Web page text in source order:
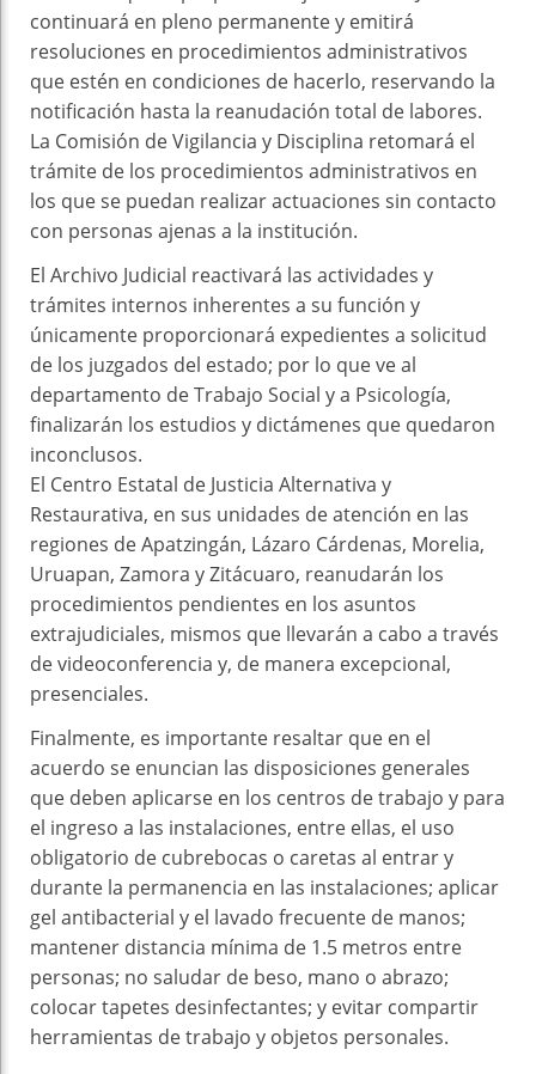
continuará en pleno permanente y emitirá
resoluciones en procedimientos administrativos
que estén en condiciones de hacerlo, reservando la
notificación hasta la reanudación total de labores.
La Comisión de Vigilancia y Disciplina retomará el
trámite de los procedimientos administrativos en
los que se puedan realizar actuaciones sin contacto
con personas ajenas a la institución.
El Archivo Judicial reactivará las actividades y
trámites internos inherentes a su función y
únicamente proporcionará expedientes a solicitud
de los juzgados del estado; por lo que ve al
departamento de Trabajo Social y a Psicología,
finalizarán los estudios y dictámenes que quedaron
inconclusos.
El Centro Estatal de Justicia Alternativa y
Restaurativa, en sus unidades de atención en las
regiones de Apatzingán, Lázaro Cárdenas, Morelia,
Uruapan, Zamora y Zitácuaro, reanudarán los
procedimientos pendientes en los asuntos
extrajudiciales, mismos que llevarán a cabo a través
de videoconferencia y, de manera excepcional,
presenciales.
Finalmente, es importante resaltar que en el
acuerdo se enuncian las disposiciones generales
que deben aplicarse en los centros de trabajo y para
el ingreso a las instalaciones, entre ellas, el uso
obligatorio de cubrebocas o caretas al entrar y
durante la permanencia en las instalaciones; aplicar
gel antibacterial y el lavado frecuente de manos;
mantener distancia mínima de 1.5 metros entre
personas; no saludar de beso, mano o abrazo;
colocar tapetes desinfectantes; y evitar compartir
herramientas de trabajo y objetos personales.